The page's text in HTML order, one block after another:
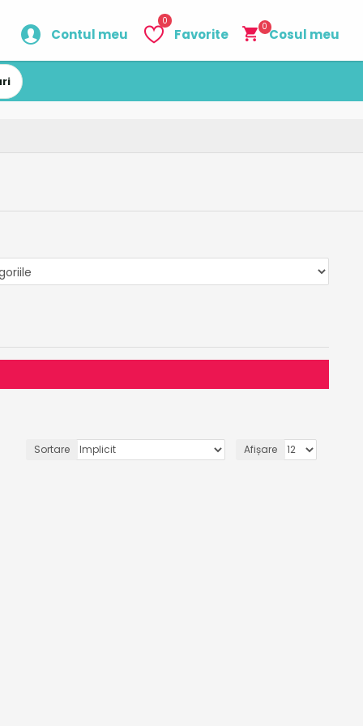
Contul meu Favorite
0
Cosul meu
0
Sortare Afișare